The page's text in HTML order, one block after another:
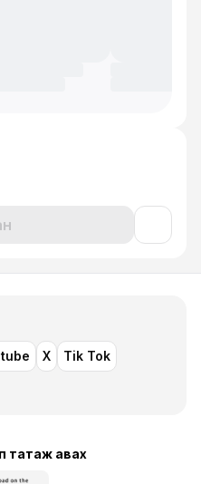
X
Tik Tok
татаж авaх